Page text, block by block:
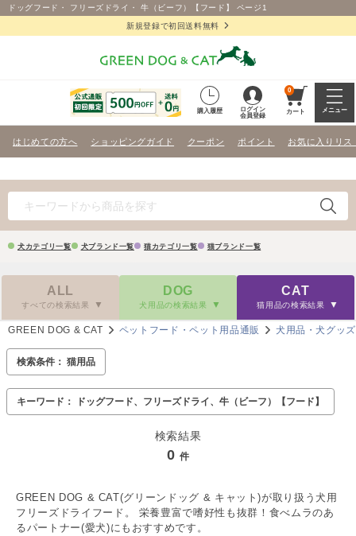
ドッグフード・ フリーズドライ・ 牛（ビーフ）【フード】 ページ1
新規登録で初回送料無料
購入履歴
ログイン
会員登録
0
カート メニュー
はじめての方へ ショッピングガイド クーポン ポイント お気に入りリス
犬カテゴリ一覧 犬ブランド一覧 猫カテゴリ一覧 猫ブランド一覧
ALL
すべての検索結果
DOG
犬用品の検索結果
CAT
猫用品の検索結果
GREEN DOG & CAT ペットフード・ペット用品通販 犬用品・犬グッズ
検索条件： 猫用品
キーワード： ドッグフード、フリーズドライ、牛（ビーフ）【フード】
検索結果
0 件
GREEN DOG & CAT(グリーンドッグ & キャット)が取り扱う犬用
フリーズドライフード。 栄養豊富で嗜好性も抜群！食べムラのあ
るパートナー(愛犬)にもおすすめです。